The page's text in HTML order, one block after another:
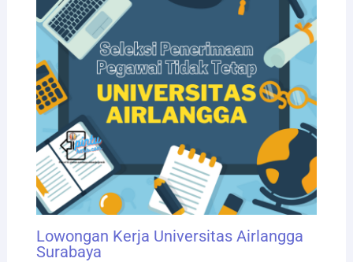
Lowongan Kerja Universitas Airlangga
Surabaya